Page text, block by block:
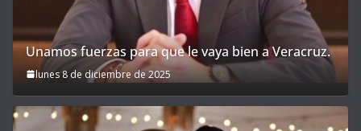
Unamos fuerzas para que le vaya bien a Veracruz.
lunes 8 de diciembre de 2025